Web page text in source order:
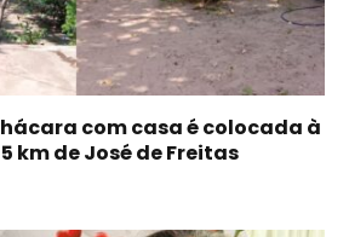
com casa é colocada à
km de José de Freitas